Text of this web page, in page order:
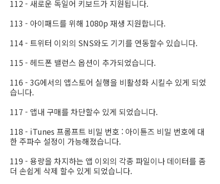
112 - 새로운 독일어 키보드가 지원됩니다.
113 - 아이패드를 위해 1080p 재생 지원합니다.
114 - 트위터 이외의 SNS와도 기기를 연동할수 있습니다.
115 - 헤드폰 밸런스 옵션이 추가되었습니다.
116 - 3G에서의 앱스토어 실행을 비활성화 시킬수 있게 되었
습니다.
117 - 앱내 구매를 차단할수 있게 되었습니다.
118 - iTunes 프롬프트 비밀 번호 : 아이튠즈 비밀 번호에 대
한 주파수 설정이 가능해졌습니다.
119 - 용량을 차지하는 앱 이외의 각종 파일이나 데이터를 좀
더 손쉽게 삭제 할수 있게 되었습니다.